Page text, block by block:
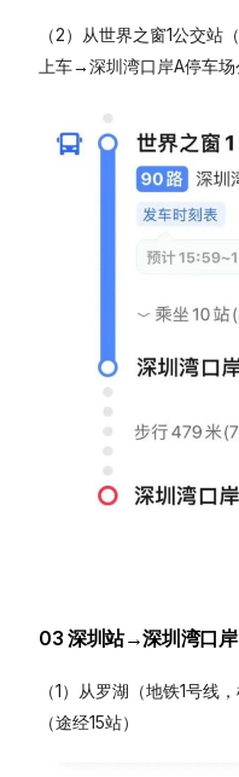
（2）从世界之窗1公交站
上车→深圳湾口岸A停车场
03 深圳站→深圳湾口岸
（1）从罗湖（地铁1号
（途经15站）